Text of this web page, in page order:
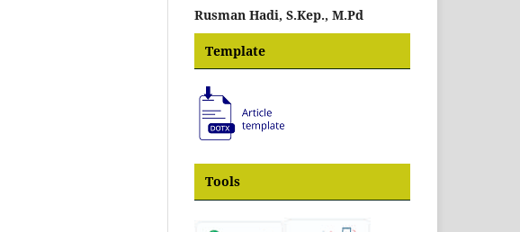
Rusman Hadi, S.Kep., M.Pd
Template
Tools